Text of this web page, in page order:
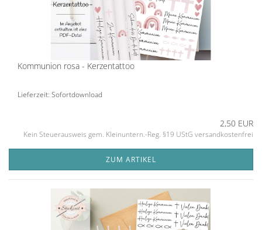
Kommunion rosa - Kerzentattoo
Lieferzeit: Sofortdownload
2,50 EUR
Kein Steuerausweis gem. Kleinuntern.-Reg. §19 UStG versandkostenfrei
ZUM ARTIKEL